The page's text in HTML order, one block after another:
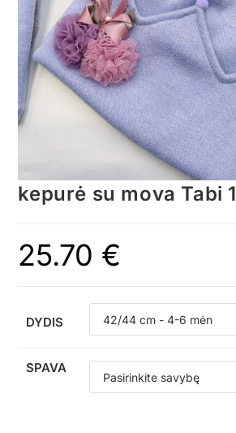
kepurė su mova Tabi 1
25.70 €
DYDIS
SPAVA